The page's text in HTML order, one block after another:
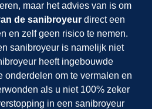
maar het advies van is om
de sanibroyeurdirect een
en zelf geen risico te nemen.
sanibroyeur is namelijk niet
heeft ingebouwde
onderdelen om te vermalen en
als u niet 100% zeker
in een sanibroyeur